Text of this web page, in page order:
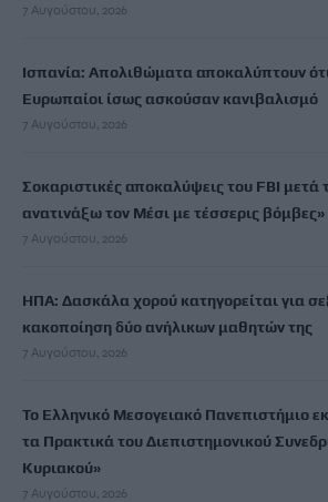
7 Αυγούστου, 2026
Ισπανία: Απολιθώματα αποκαλύπτουν
Ευρωπαίοι ίσως ασκούσαν κανιβαλισμό
7 Αυγούστου, 2026
Σοκαριστικές αποκαλύψεις του FBI μετά
ανατινάξω τον Μέσι με τέσσερις βόμβες»
7 Αυγούστου, 2026
ΗΠΑ: Δασκάλα χορού κατηγορείται για
κακοποίηση δύο ανήλικων μαθητών της
7 Αυγούστου, 2026
Το Ελληνικό Μεσογειακό Πανεπιστήμιο
τα Πρακτικά του Διεπιστημονικού Συνεδρίου «Ρένα
Κυριακού»
7 Αυγούστου, 2026